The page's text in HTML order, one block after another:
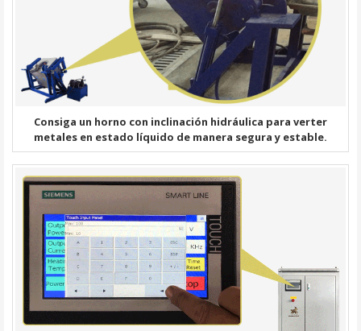
Consiga un horno con inclinación hidráulica para verter
metales en estado líquido de manera segura y estable.